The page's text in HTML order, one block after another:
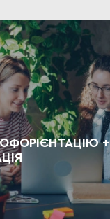
+